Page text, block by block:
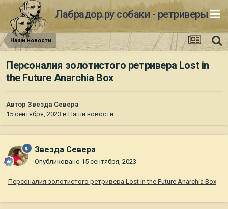
Лабрадор.ру собаки - ретриверы
Наши новости
Персоналия золотистого ретривера Lost in
the Future Anarchia Box
Автор Звезда Севера
15 сентября, 2023 в Наши новости
Звезда Севера
Опубликовано 15 сентября, 2023
Персоналия золотистого ретривера Lost in the Future Anarchia Box